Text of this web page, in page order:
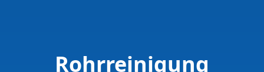
Rohrreinigung